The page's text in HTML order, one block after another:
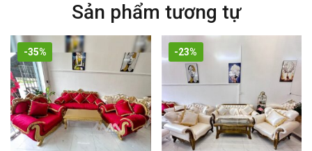
Sản phẩm tương tự
-35% -23%